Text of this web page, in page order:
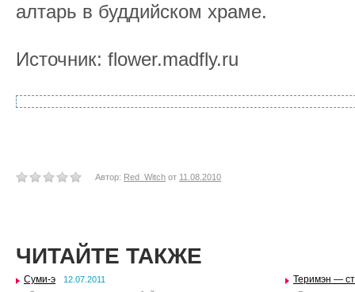
алтарь в буддийском храме.
Источник: flower.madfly.ru
Автор: Red_Witch от 11.08.2010
ЧИТАЙТЕ ТАКЖЕ
Суми-э 12.07.2011
Теримэн —